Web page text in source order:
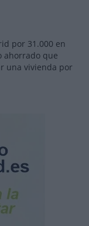
por 31.000 en
ahorrado que
una vivienda por